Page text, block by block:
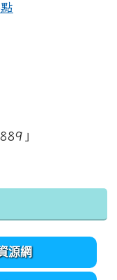
uploads/
」
源網